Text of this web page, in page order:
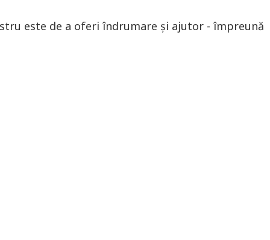
este de a oferi îndrumare și ajutor - împreună